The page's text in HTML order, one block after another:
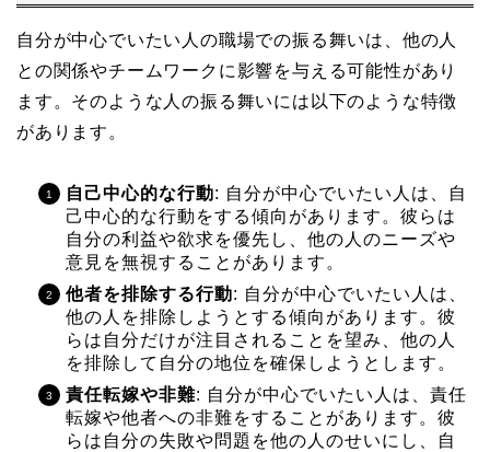
自分が中心でいたい人の職場での振る舞いは、他の人
との関係やチームワークに影響を与える可能性があり
ます。そのような人の振る舞いには以下のような特徴
があります。
自己中心的な行動: 自分が中心でいたい人は、自
己中心的な行動をする傾向があります。彼らは
自分の利益や欲求を優先し、他の人のニーズや
意見を無視することがあります。
他者を排除する行動: 自分が中心でいたい人は、
他の人を排除しようとする傾向があります。彼
らは自分だけが注目されることを望み、他の人
を排除して自分の地位を確保しようとします。
責任転嫁や非難: 自分が中心でいたい人は、責任
転嫁や他者への非難をすることがあります。彼
らは自分の失敗や問題を他の人のせいにし、自